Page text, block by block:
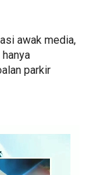
awak media,
parkir